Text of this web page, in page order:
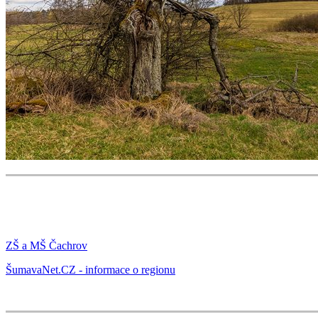
ZŠ a MŠ Čachrov
ŠumavaNet.CZ - informace o regionu